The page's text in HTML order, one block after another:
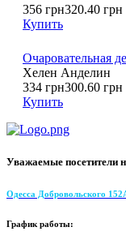
356 грн320.40 грн
Купить
Очаровательная
Хелен Анделин
334 грн300.60 грн
Купить
Уважаемые посетители
Одесса Добровольского
График работы: